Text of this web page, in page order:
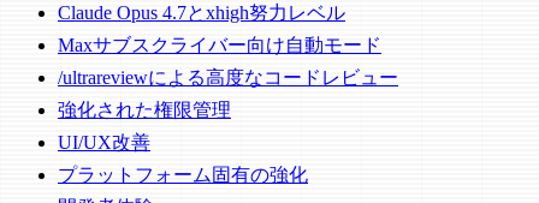
Claude Opus 4.7とxhigh努力レベル
Maxサブスクライバー向け自動モード
/ultrareviewによる高度なコードレビュー
強化された権限管理
UI/UX改善
プラットフォーム固有の強化